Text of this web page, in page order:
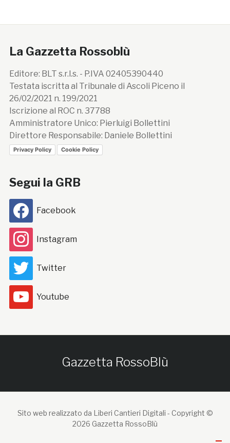
La Gazzetta Rossoblù
Editore: BLT s.r.l.s. - P.IVA 02405390440
Testata iscritta al Tribunale di Ascoli Piceno il
26/02/2021 n. 199/2021
Iscrizione al ROC n. 37788
Amministratore Unico: Pierluigi Bollettini
Direttore Responsabile: Daniele Bollettini
Privacy Policy Cookie Policy
Segui la GRB
Facebook
Instagram
Twitter
Youtube
Gazzetta RossoBlù
Sito web realizzato da Liberi Cantieri Digitali - Copyright ©
2026 Gazzetta RossoBlù